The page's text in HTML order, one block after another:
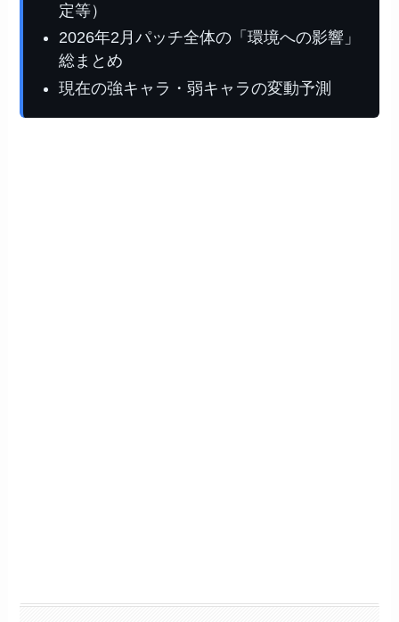
定等）
2026年2月パッチ全体の「環境への影響」
総まとめ
現在の強キャラ・弱キャラの変動予測